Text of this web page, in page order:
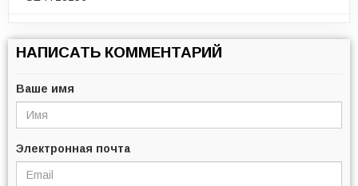
НАПИСАТЬ КОММЕНТАРИЙ
Ваше имя
Электронная почта